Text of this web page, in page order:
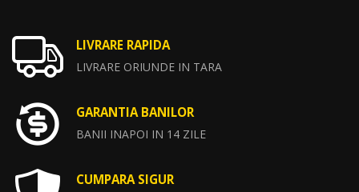
LIVRARE RAPIDA
LIVRARE ORIUNDE IN TARA
GARANTIA BANILOR
BANII INAPOI IN 14 ZILE
CUMPARA SIGUR